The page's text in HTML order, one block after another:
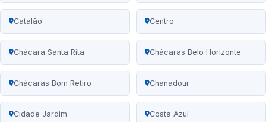
Catalão Centro
Chácara Santa Rita Chácaras Belo Horizonte
Chácaras Bom Retiro Chanadour
Cidade Jardim Costa Azul